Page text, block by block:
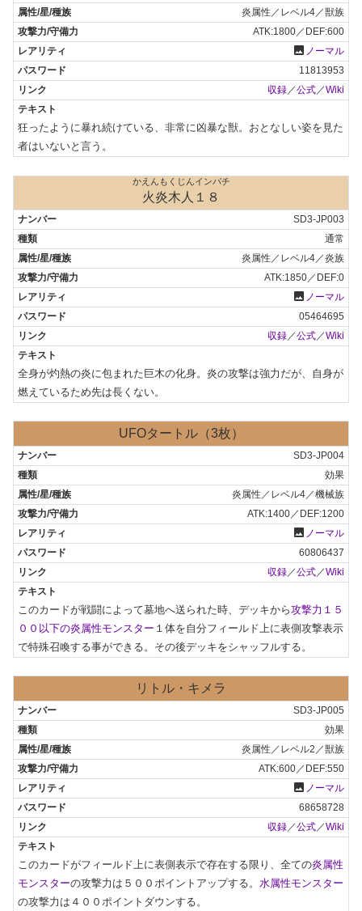
炎属性／レベル4／獣族
ATK:1800／DEF:600
photo ノーマル
11813953
収録／公式／Wiki
狂ったように暴れ続けている、非常に凶暴な獣。おとなしい姿を見た
者はいないと言う。
かえんもくじんインパチ
火炎木人１８
SD3-JP003
通常
炎属性／レベル4／炎族
ATK:1850／DEF:0
photo ノーマル
05464695
収録 ／公式 ／Wiki
全身が灼熱の炎に包まれた巨木の化身。炎の攻撃は強力だが、自身が
燃えているため先は長くない。
UFOタートル（3枚）
SD3-JP004
効果
炎属性／レベル4／機械族
ATK:1400／DEF:1200
photo ノーマル
60806437
収録／公式／Wiki
このカードが戦闘によって墓地へ送られた時、デッキから攻撃力１５
００以下の炎属性モンスター １体を自分フィールド上に表側攻撃表示
で特殊召喚する事ができる。その後デッキをシャッフルする。
リトル・キメラ
SD3-JP005
効果
炎属性／レベル2／獣族
ATK:600／DEF:550
photo ノーマル
68658728
収録／公式／Wiki
このカードがフィールド上に表側表示で存在する限り、全ての炎属性
モンスターの攻撃力は５００ポイントアップする。 水属性モンスター
の攻撃力は４００ポイントダウンする。